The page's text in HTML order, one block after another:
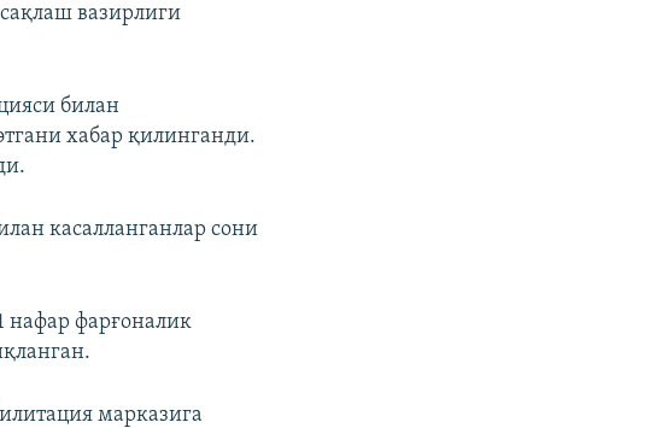
вазирлиги
билан
хабар қилинганди.
касалланганлар сони
нафар фарғоналик
марказига